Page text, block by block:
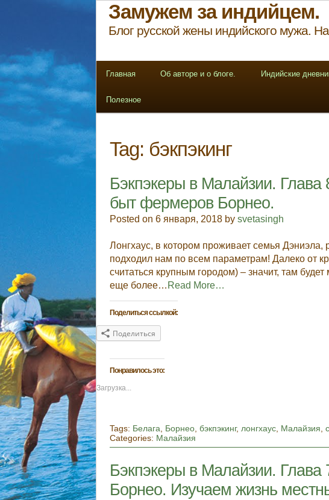
Замужем за индийцем.
Блог русской жены индийского мужа.
Главная Об авторе и о блоге. Индийские
Полезное
Tag: бэкпэкинг
Бэкпэкеры в Малайзии.
быт фермеров Борнео.
Posted on 6 января, 2018 bysvetasingh
Лонгхаус, в котором проживает семья
подходил нам по всем параметрам! Далеко от
считаться крупным городом) – значит, там
еще более… Read More…
Поделиться ссылкой:
Поделиться
Понравилось это:
Загрузка...
Tags: Белага, Борнео,бэкпэкинг,лонгхаус, Малайзия,
Categories: Малайзия
Бэкпэкеры в Малайзии.
Борнео. Изучаем жизнь